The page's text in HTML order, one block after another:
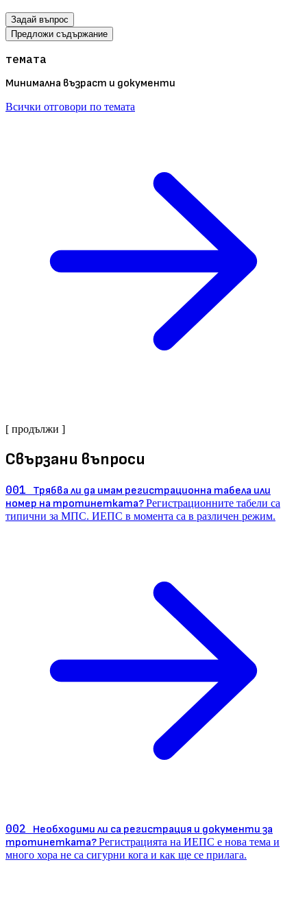
Задай въпрос
Предложи съдържание
темата
Минимална възраст и документи
Всички отговори по темата
[ продължи ]
Свързани въпроси
001 Трябва ли да имам регистрационна табела или
номер на тротинетката?Регистрационните табели са
типични за МПС. ИЕПС в момента са в различен режим.
002 Необходими ли са регистрация и документи за
тротинетката?Регистрацията на ИЕПС е нова тема и
много хора не са сигурни кога и как ще се прилага.